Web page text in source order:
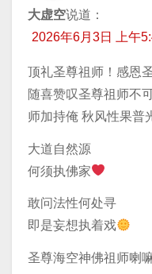
大虚空说道：
2026年6月3日 上午
顶礼圣尊祖师！感恩
随喜赞叹圣尊祖师不
师加持俺 秋风性果普
大道自然源
何须执佛家
敢问法性何处寻
即是妄想执着戏
圣尊海空神佛祖师喇